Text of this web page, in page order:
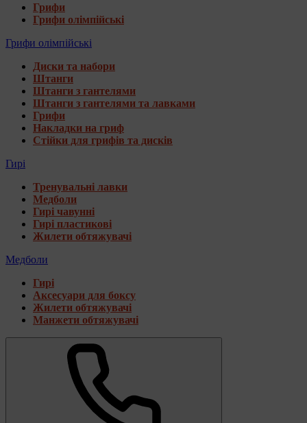
Грифи
Грифи олімпійські
Грифи олімпійські
Диски та набори
Штанги
Штанги з гантелями
Штанги з гантелями та лавками
Грифи
Накладки на гриф
Стійки для грифів та дисків
Гирі
Тренувальні лавки
Медболи
Гирі чавунні
Гирі пластикові
Жилети обтяжувачі
Медболи
Гирі
Аксесуари для боксу
Жилети обтяжувачі
Манжети обтяжувачі